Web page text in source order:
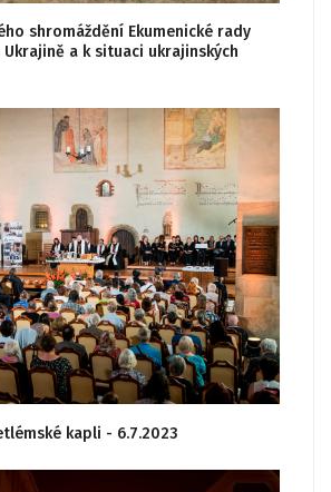
shromáždění Ekumenické rady
a k situaci ukrajinských
kapli - 6.7.2023